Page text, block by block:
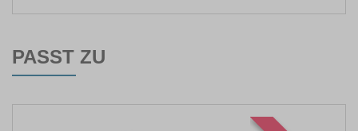
PASST ZU